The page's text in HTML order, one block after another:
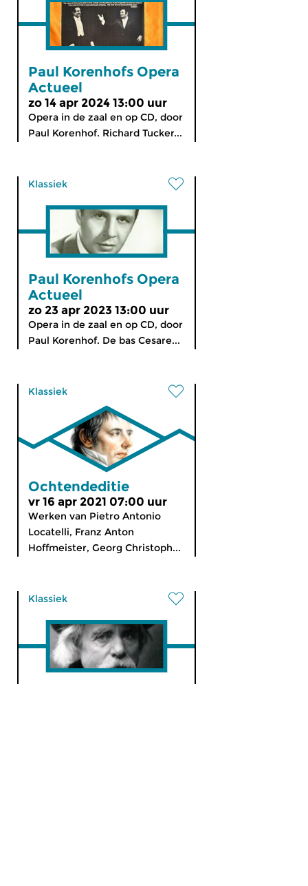
Paul Korenhofs Opera
Actueel
zo 14 apr 2024 13:00 uur
Opera in de zaal en op CD, door
Paul Korenhof. Richard Tucker...
Klassiek
Paul Korenhofs Opera
Actueel
zo 23 apr 2023 13:00 uur
Opera in de zaal en op CD, door
Paul Korenhof. De bas Cesare...
Klassiek
Ochtendeditie
vr 16 apr 2021 07:00 uur
Werken van Pietro Antonio
Locatelli, Franz Anton
Hoffmeister, Georg Christoph...
Klassiek